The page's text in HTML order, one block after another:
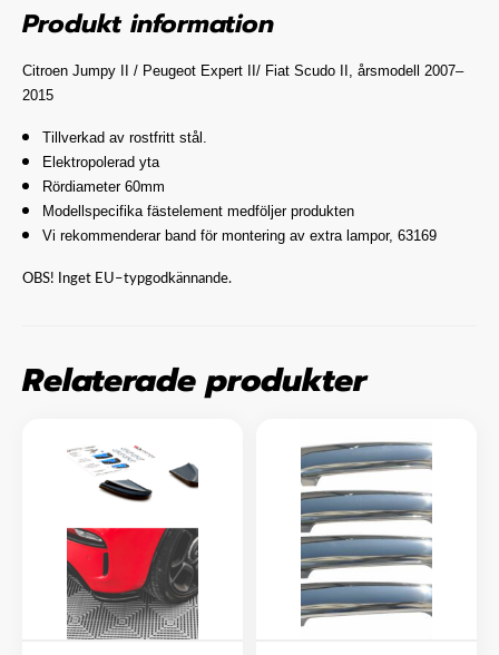
Produkt information
Citroen Jumpy II / Peugeot Expert II/ Fiat Scudo II, årsmodell 2007–
2015
Tillverkad av rostfritt stål.
Elektropolerad yta
Rördiameter 60mm
Modellspecifika fästelement medföljer produkten
Vi rekommenderar band för montering av extra lampor, 63169
OBS! Inget EU–typgodkännande.
Relaterade produkter